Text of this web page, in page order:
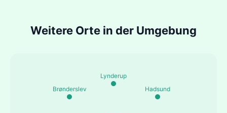
Weitere Orte in der Umgebung
Brønderslev
Lynderup
Hadsund